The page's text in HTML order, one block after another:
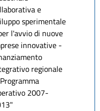
e
sperimentale
l'avvio di nuove
innovative -
regionale
2007-